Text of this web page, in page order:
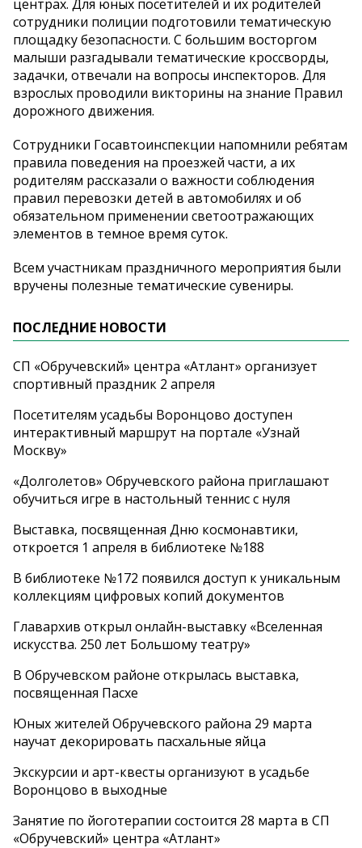
центрах. Для юных посетителей и их родителей
сотрудники полиции подготовили тематическую
площадку безопасности. С большим восторгом
малыши разгадывали тематические кроссворды,
задачки, отвечали на вопросы инспекторов. Для
взрослых проводили викторины на знание Правил
дорожного движения.
Сотрудники Госавтоинспекции напомнили ребятам
правила поведения на проезжей части, а их
родителям рассказали о важности соблюдения
правил перевозки детей в автомобилях и об
обязательном применении светоотражающих
элементов в темное время суток.
Всем участникам праздничного мероприятия были
вручены полезные тематические сувениры.
ПОСЛЕДНИЕ НОВОСТИ
СП «Обручевский» центра «Атлант» организует
спортивный праздник 2 апреля
Посетителям усадьбы Воронцово доступен
интерактивный маршрут на портале «Узнай
Москву»
«Долголетов» Обручевского района приглашают
обучиться игре в настольный теннис с нуля
Выставка, посвященная Дню космонавтики,
откроется 1 апреля в библиотеке №188
В библиотеке №172 появился доступ к уникальным
коллекциям цифровых копий документов
Главархив открыл онлайн-выставку «Вселенная
искусства. 250 лет Большому театру»
В Обручевском районе открылась выставка,
посвященная Пасхе
Юных жителей Обручевского района 29 марта
научат декорировать пасхальные яйца
Экскурсии и арт-квесты организуют в усадьбе
Воронцово в выходные
Занятие по йоготерапии состоится 28 марта в СП
«Обручевский» центра «Атлант»